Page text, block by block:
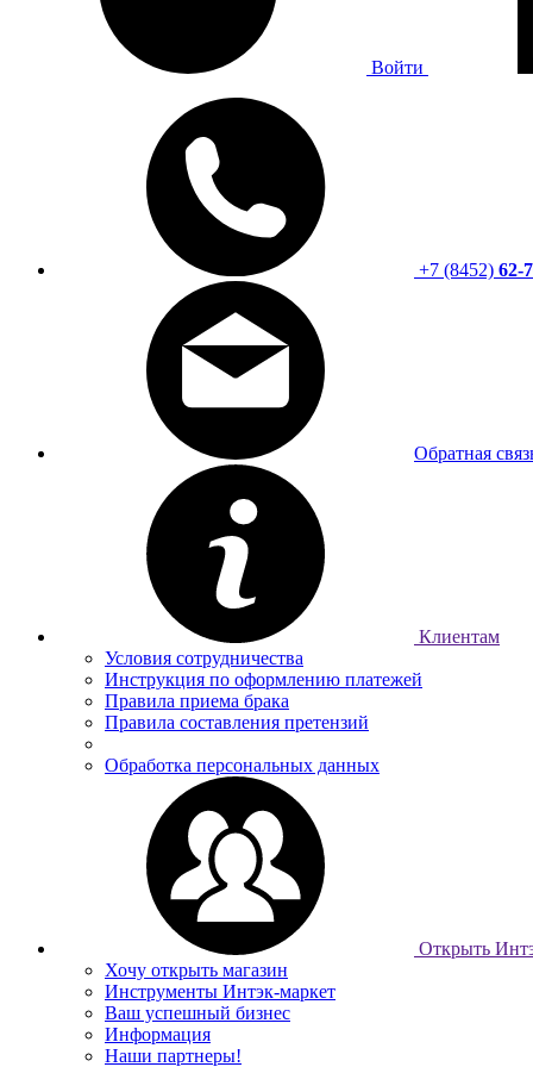
Войти
+7 (8452) 62-
Обратная
Клиентам
Условия сотрудничества
Инструкция по оформлению платежей
Правила приема брака
Правила составления претензий
Обработка персональных данных
Открыть
Хочу открыть магазин
Инструменты Интэк-маркет
Ваш успешный бизнес
Информация
Наши партнеры!